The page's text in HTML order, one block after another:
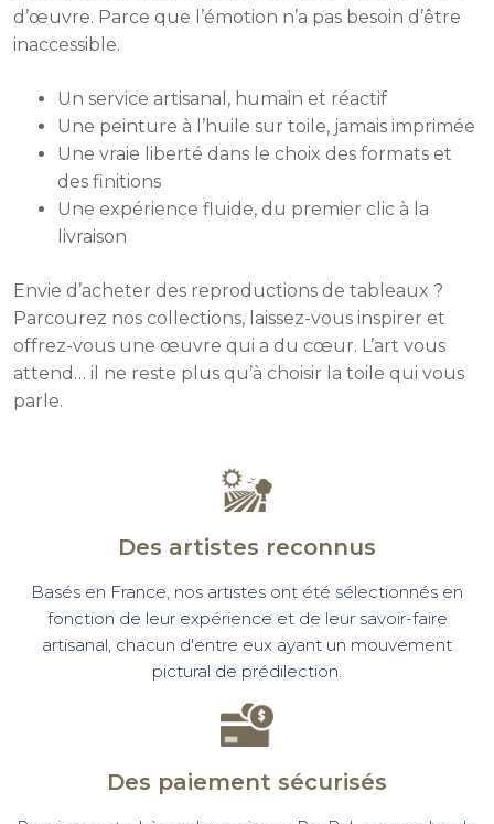
d’œuvre. Parce que l’émotion n’a pas besoin d’être
inaccessible.
Un service artisanal, humain et réactif
Une peinture à l’huile sur toile, jamais imprimée
Une vraie liberté dans le choix des formats et
des finitions
Une expérience fluide, du premier clic à la
livraison
Envie d’acheter des reproductions de tableaux ?
Parcourez nos collections, laissez-vous inspirer et
offrez-vous une œuvre qui a du cœur. L’art vous
attend… il ne reste plus qu’à choisir la toile qui vous
parle.
Des artistes reconnus
Basés en France, nos artistes ont été sélectionnés en
fonction de leur expérience et de leur savoir-faire
artisanal, chacun d'entre eux ayant un mouvement
pictural de prédilection.
Des paiement sécurisés